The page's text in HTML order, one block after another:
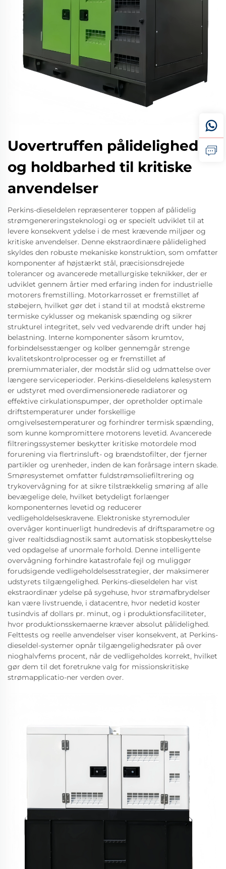
Uovertruffen pålidelighed
og holdbarhed til kritiske
anvendelser
Perkins-dieseldelen repræsenterer toppen af pålidelig
strømgenereringsteknologi og er specielt udviklet til at
levere konsekvent ydelse i de mest krævende miljøer og
kritiske anvendelser. Denne ekstraordinære pålidelighed
skyldes den robuste mekaniske konstruktion, som omfatter
komponenter af højstærkt stål, præcisionsdrejede
tolerancer og avancerede metallurgiske teknikker, der er
udviklet gennem årtier med erfaring inden for industrielle
motorers fremstilling. Motorkarrosset er fremstillet af
støbejern, hvilket gør det i stand til at modstå ekstreme
termiske cyklusser og mekanisk spænding og sikrer
strukturel integritet, selv ved vedvarende drift under høj
belastning. Interne komponenter såsom krumtov,
forbindelsesstænger og kolber gennemgår strenge
kvalitetskontrolprocesser og er fremstillet af
premiummaterialer, der modstår slid og udmattelse over
længere serviceperioder. Perkins-dieseldelens kølesystem
er udstyret med overdimensionerede radiatorer og
effektive cirkulationspumper, der opretholder optimale
driftstemperaturer under forskellige
omgivelsestemperaturer og forhindrer termisk spænding,
som kunne kompromittere motorens levetid. Avancerede
filtreringssystemer beskytter kritiske motordele mod
forurening via flertrinsluft- og brændstofilter, der fjerner
partikler og urenheder, inden de kan forårsage intern skade.
Smøresystemet omfatter fuldstrømsoliefiltrering og
trykovervågning for at sikre tilstrækkelig smøring af alle
bevægelige dele, hvilket betydeligt forlænger
komponenternes levetid og reducerer
vedligeholdelseskravene. Elektroniske styremoduler
overvåger kontinuerligt hundredevis af driftsparametre og
giver realtidsdiagnostik samt automatisk stopbeskyttelse
ved opdagelse af unormale forhold. Denne intelligente
overvågning forhindre katastrofale fejl og muliggør
forudsigende vedligeholdelsesstrategier, der maksimerer
udstyrets tilgængelighed. Perkins-dieseldelen har vist
ekstraordinær ydelse på sygehuse, hvor strømafbrydelser
kan være livstruende, i datacentre, hvor nedetid koster
tusindvis af dollars pr. minut, og i produktionsfaciliteter,
hvor produktionsskemaerne kræver absolut pålidelighed.
Felttests og reelle anvendelser viser konsekvent, at Perkins-
dieseldel-systemer opnår tilgængelighedsrater på over
nioghalvfems procent, når de vedligeholdes korrekt, hvilket
gør dem til det foretrukne valg for missionskritiske
strømapplicatio-ner verden over.